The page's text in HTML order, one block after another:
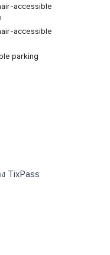
accessible
accessible
parking
TixPass